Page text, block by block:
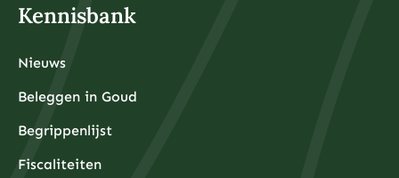
Kennisbank
Nieuws
Beleggen in Goud
Begrippenlijst
Fiscaliteiten